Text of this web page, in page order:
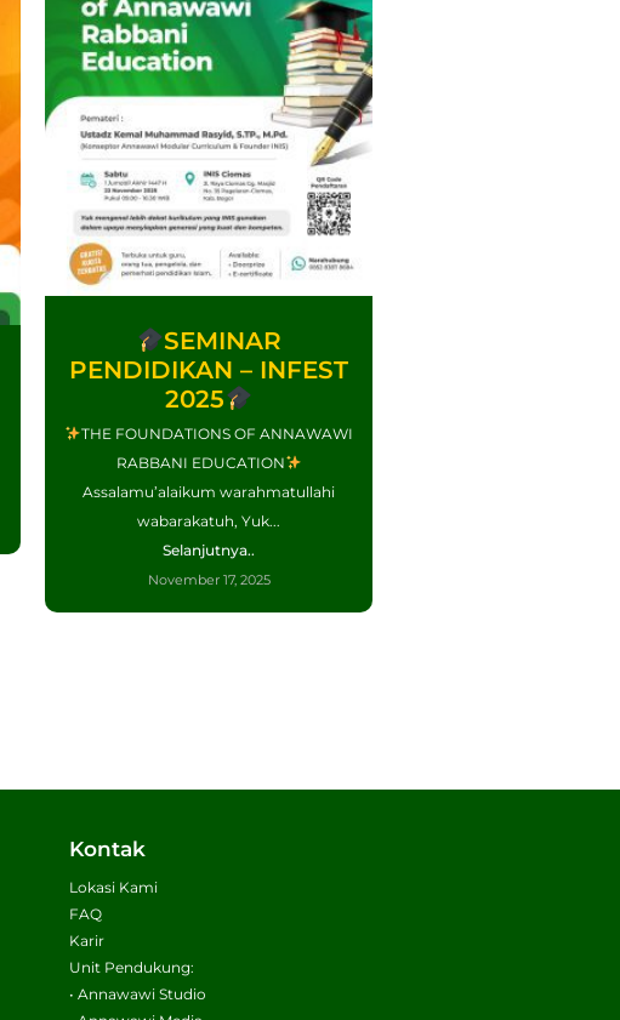
SEMINAR
PENDIDIKAN – INFEST
2025
THE FOUNDATIONS OF ANNAWAWI
RABBANI EDUCATION
Assalamu’alaikum warahmatullahi
wabarakatuh, Yuk...
Selanjutnya..
November 17, 2025
Kontak
Lokasi Kami
FAQ
Karir
Unit Pendukung:
• Annawawi Studio